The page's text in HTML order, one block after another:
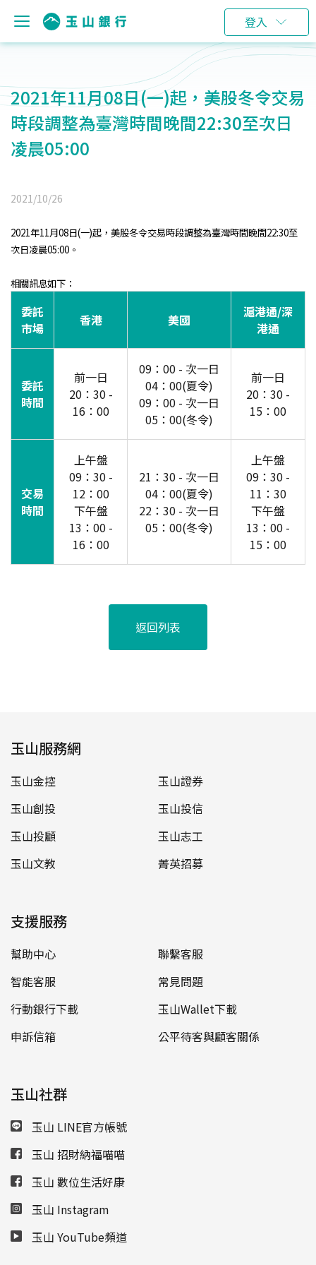
登入
2021年11月08日(一)起，美股冬令交易
時段調整為臺灣時間晚間22:30至次日
凌晨05:00
2021/10/26
2021年11月08日(一)起，美股冬令交易時段調整為臺灣時間晚間22:30至
次日凌晨05:00。
相關訊息如下：
委託
市場
香港 美國
滬港通/深
港通
委託
時間
前一日
20：30 -
16：00
09：00 - 次一日
04：00(夏令)
09：00 - 次一日
05：00(冬令)
前一日
20：30 -
15：00
交易
時間
上午盤
09：30 -
12：00
下午盤
13：00 -
16：00
21：30 - 次一日
04：00(夏令)
22：30 - 次一日
05：00(冬令)
上午盤
09：30 -
11：30
下午盤
13：00 -
15：00
返回列表
玉山服務網
玉山金控
玉山證券
玉山創投
玉山投信
玉山投顧
玉山志工
玉山文教
菁英招募
支援服務
幫助中心
聯繫客服
智能客服
常見問題
行動銀行下載
玉山Wallet下載
申訴信箱
公平待客與顧客關係
玉山社群
玉山 LINE官方帳號
玉山 招財納福喵喵
玉山 數位生活好康
玉山 Instagram
玉山 YouTube頻道